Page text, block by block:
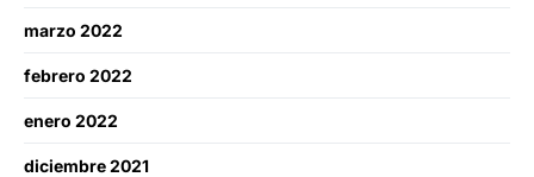
marzo 2022
febrero 2022
enero 2022
diciembre 2021